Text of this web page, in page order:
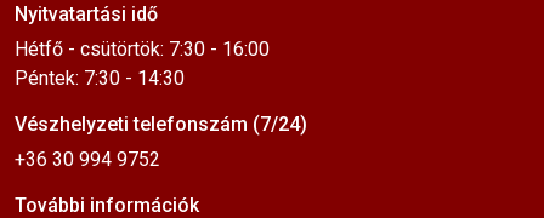
Nyitvatartási idő
Hétfő - csütörtök: 7:30 - 16:00
Péntek: 7:30 - 14:30
Vészhelyzeti telefonszám (7/24)
+36 30 994 9752
További információk